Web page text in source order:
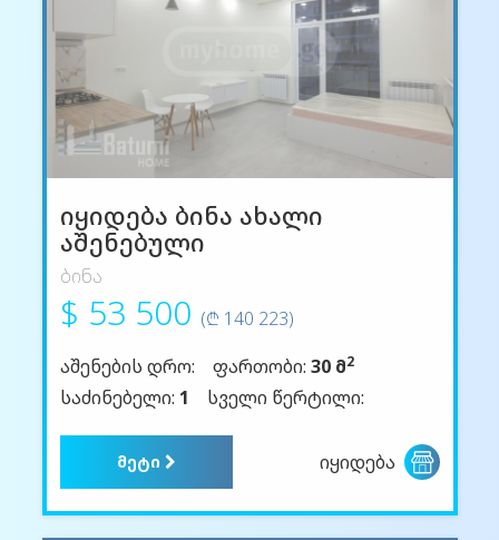
იყიდება ბინა ახალი
აშენებული
ბინა
$ 53 500 (₾ 140 223)
აშენების დრო:
ფართობი: 30 მ2
საძინებელი: 1 სველი წერტილი:
მეტი იყიდება